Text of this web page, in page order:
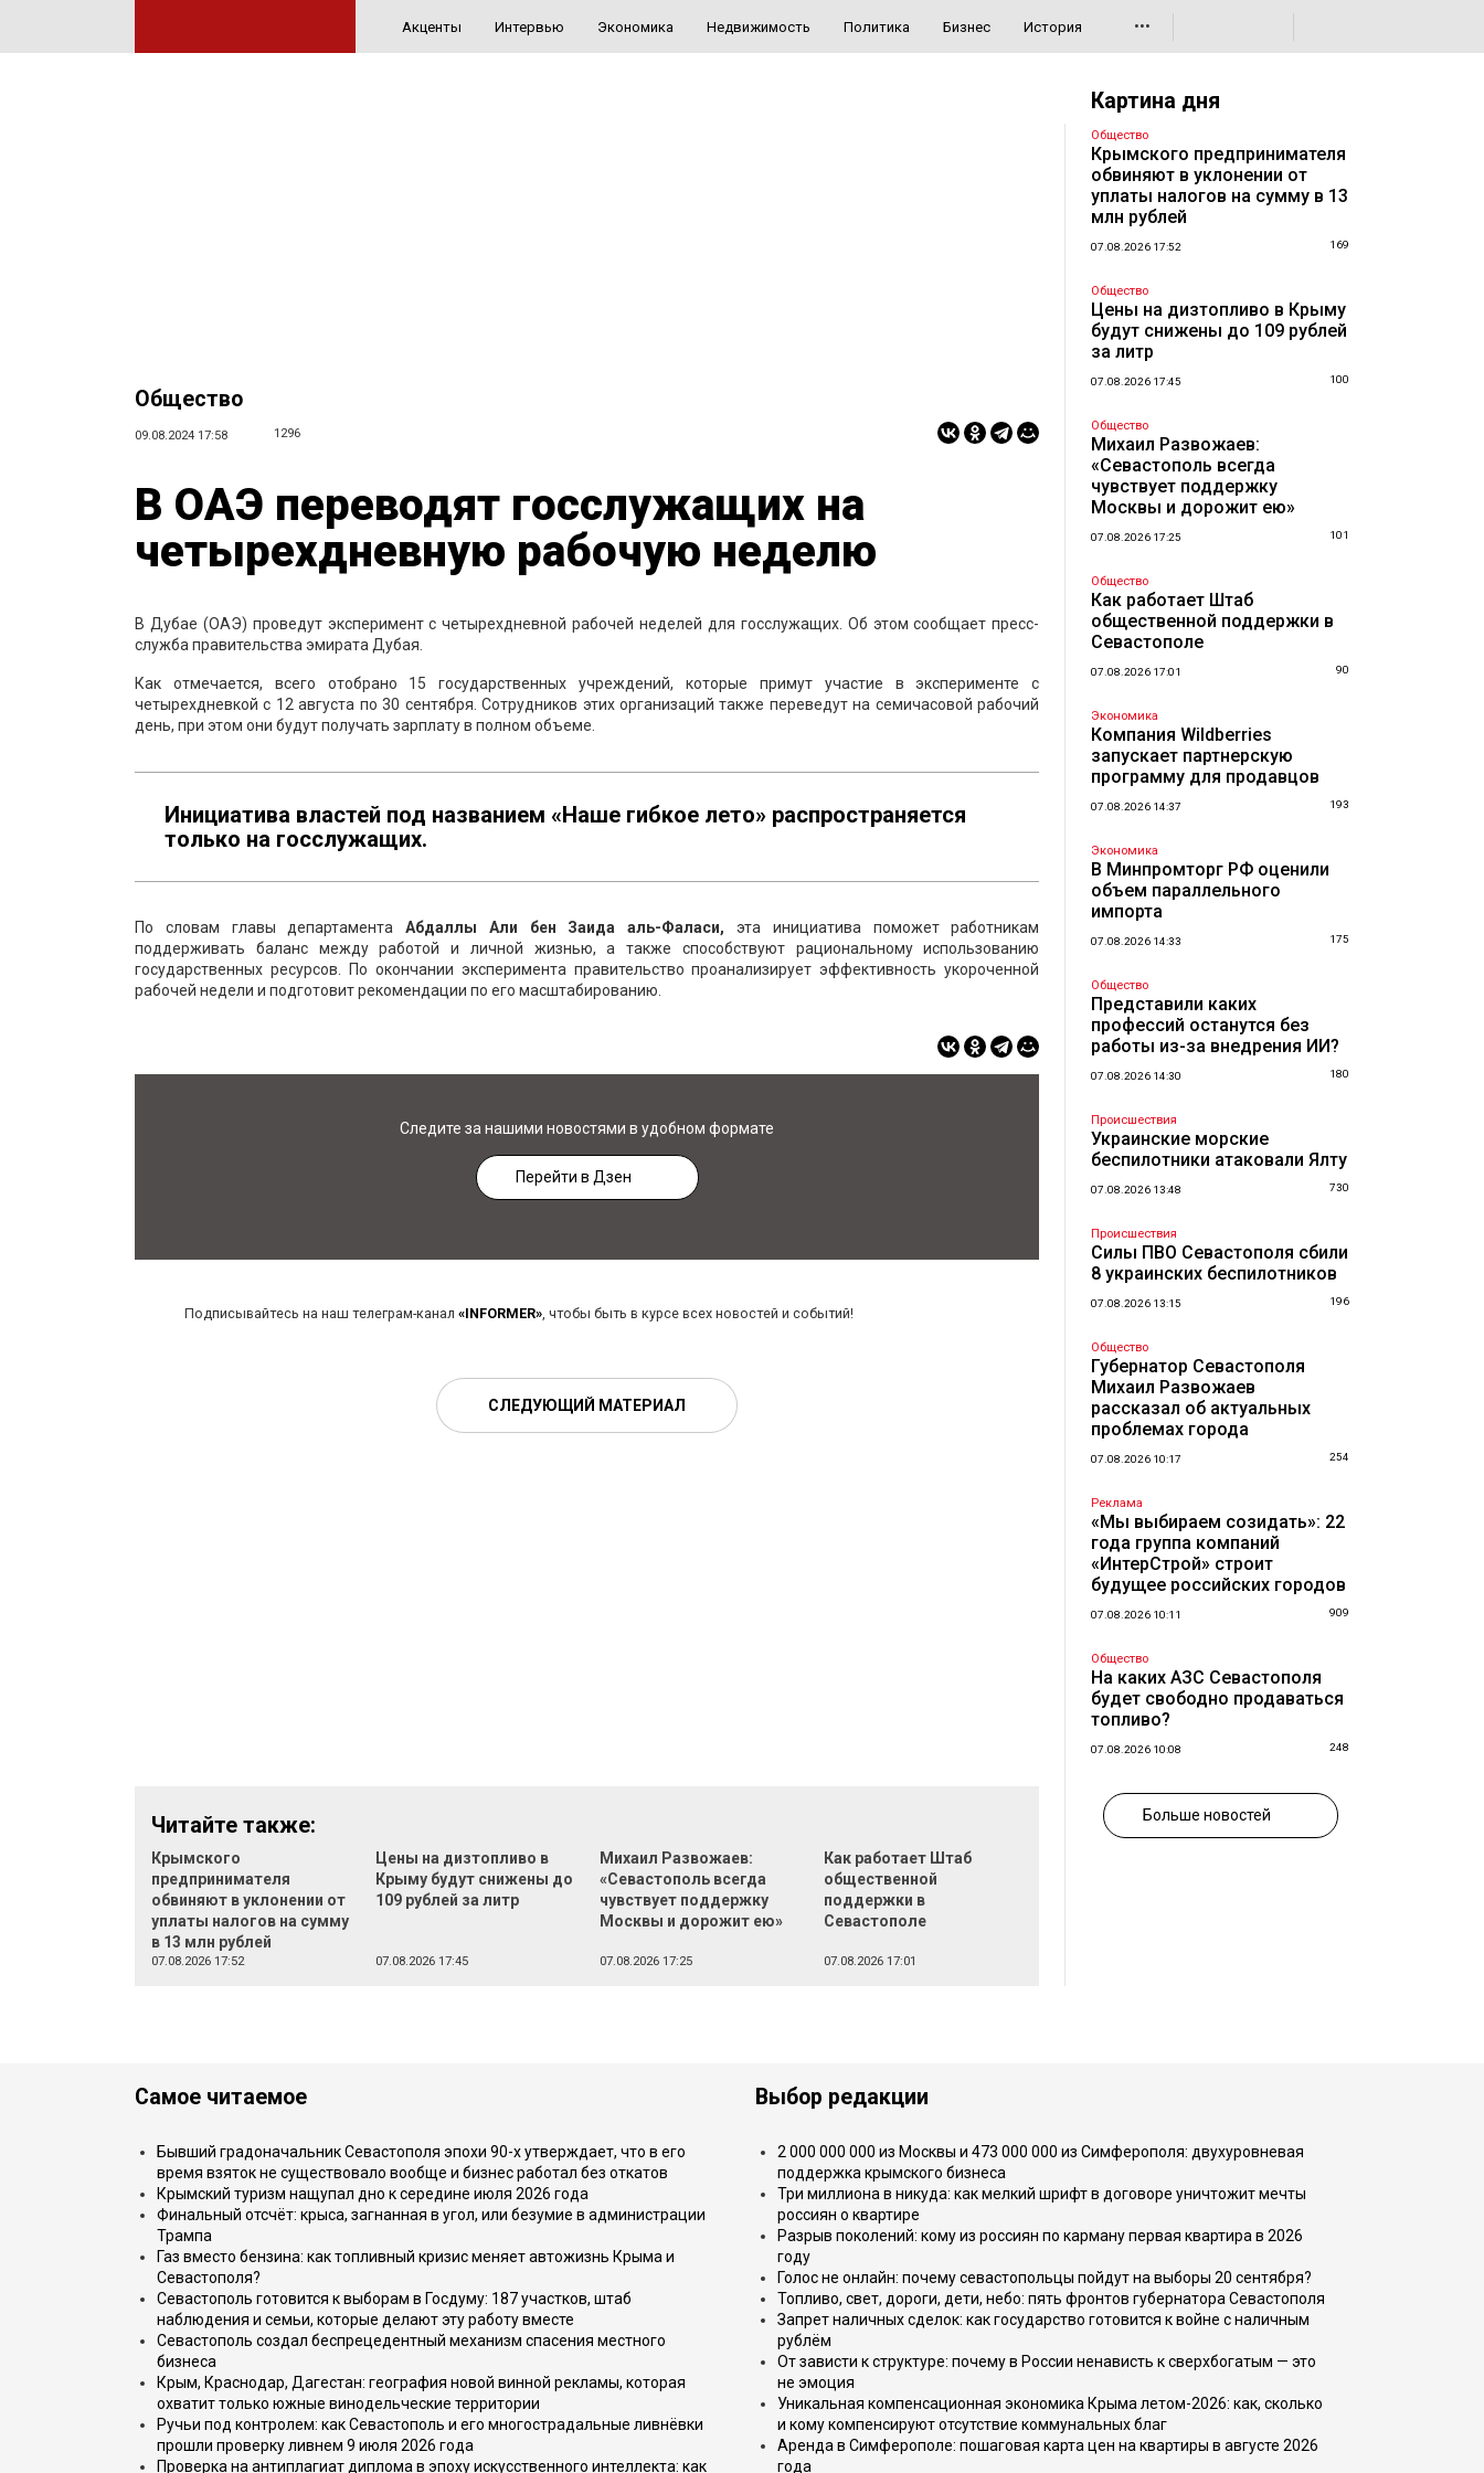
Акценты Интервью Экономика Недвижимость Политика Бизнес История •••
Общество
09.08.2024 17:58 1296
В ОАЭ переводят госслужащих на
четырехдневную рабочую неделю
В Дубае (ОАЭ) проведут эксперимент с четырехдневной рабочей неделей для госслужащих. Об этом сообщает пресс-
служба правительства эмирата Дубая.
Как отмечается, всего отобрано 15 государственных учреждений, которые примут участие в эксперименте с
четырехдневкой с 12 августа по 30 сентября. Сотрудников этих организаций также переведут на семичасовой рабочий
день, при этом они будут получать зарплату в полном объеме.
Инициатива властей под названием «Наше гибкое лето» распространяется
только на госслужащих.
По словам главы департаментаАбдаллы Али бен Заида аль-Фаласи, эта инициатива поможет работникам
поддерживать баланс между работой и личной жизнью, а также способствуют рациональному использованию
государственных ресурсов. По окончании эксперимента правительство проанализирует эффективность укороченной
рабочей недели и подготовит рекомендации по его масштабированию.
Следите за нашими новостями в удобном формате
Перейти в Дзен
Подписывайтесь на наш телеграм-канал «INFORMER», чтобы быть в курсе всех новостей и событий!
СЛЕДУЮЩИЙ МАТЕРИАЛ
Читайте также:
Крымского
предпринимателя
обвиняют в уклонении от
уплаты налогов на сумму
в 13 млн рублей
07.08.2026 17:52
Цены на дизтопливо в
Крыму будут снижены до
109 рублей за литр
07.08.2026 17:45
Михаил Развожаев:
«Севастополь всегда
чувствует поддержку
Москвы и дорожит ею»
07.08.2026 17:25
Как работает Штаб
общественной
поддержки в
Севастополе
07.08.2026 17:01
Картина дня
Общество
Крымского предпринимателя
обвиняют в уклонении от
уплаты налогов на сумму в 13
млн рублей
07.08.2026 17:52 169
Общество
Цены на дизтопливо в Крыму
будут снижены до 109 рублей
за литр
07.08.2026 17:45 100
Общество
Михаил Развожаев:
«Севастополь всегда
чувствует поддержку
Москвы и дорожит ею»
07.08.2026 17:25 101
Общество
Как работает Штаб
общественной поддержки в
Севастополе
07.08.2026 17:01 90
Экономика
Компания Wildberries
запускает партнерскую
программу для продавцов
07.08.2026 14:37 193
Экономика
В Минпромторг РФ оценили
объем параллельного
импорта
07.08.2026 14:33 175
Общество
Представили каких
профессий останутся без
работы из-за внедрения ИИ?
07.08.2026 14:30 180
Происшествия
Украинские морские
беспилотники атаковали Ялту
07.08.2026 13:48 730
Происшествия
Силы ПВО Севастополя сбили
8 украинских беспилотников
07.08.2026 13:15 196
Общество
Губернатор Севастополя
Михаил Развожаев
рассказал об актуальных
проблемах города
07.08.2026 10:17 254
Реклама
«Мы выбираем созидать»: 22
года группа компаний
«ИнтерСтрой» строит
будущее российских городов
07.08.2026 10:11 909
Общество
На каких АЗС Севастополя
будет свободно продаваться
топливо?
07.08.2026 10:08 248
Больше новостей
Самое читаемое
Бывший градоначальник Севастополя эпохи 90-х утверждает, что в его
время взяток не существовало вообще и бизнес работал без откатов
Крымский туризм нащупал дно к середине июля 2026 года
Финальный отсчёт: крыса, загнанная в угол, или безумие в администрации
Трампа
Газ вместо бензина: как топливный кризис меняет автожизнь Крыма и
Севастополя?
Севастополь готовится к выборам в Госдуму: 187 участков, штаб
наблюдения и семьи, которые делают эту работу вместе
Севастополь создал беспрецедентный механизм спасения местного
бизнеса
Крым, Краснодар, Дагестан: география новой винной рекламы, которая
охватит только южные винодельческие территории
Ручьи под контролем: как Севастополь и его многострадальные ливнёвки
прошли проверку ливнем 9 июля 2026 года
Проверка на антиплагиат диплома в эпоху искусственного интеллекта: как
Выбор редакции
2 000 000 000 из Москвы и 473 000 000 из Симферополя: двухуровневая
поддержка крымского бизнеса
Три миллиона в никуда: как мелкий шрифт в договоре уничтожит мечты
россиян о квартире
Разрыв поколений: кому из россиян по карману первая квартира в 2026
году
Голос не онлайн: почему севастопольцы пойдут на выборы 20 сентября?
Топливо, свет, дороги, дети, небо: пять фронтов губернатора Севастополя
Запрет наличных сделок: как государство готовится к войне с наличным
рублём
От зависти к структуре: почему в России ненависть к сверхбогатым — это
не эмоция
Уникальная компенсационная экономика Крыма летом-2026: как, сколько
и кому компенсируют отсутствие коммунальных благ
Аренда в Симферополе: пошаговая карта цен на квартиры в августе 2026
года